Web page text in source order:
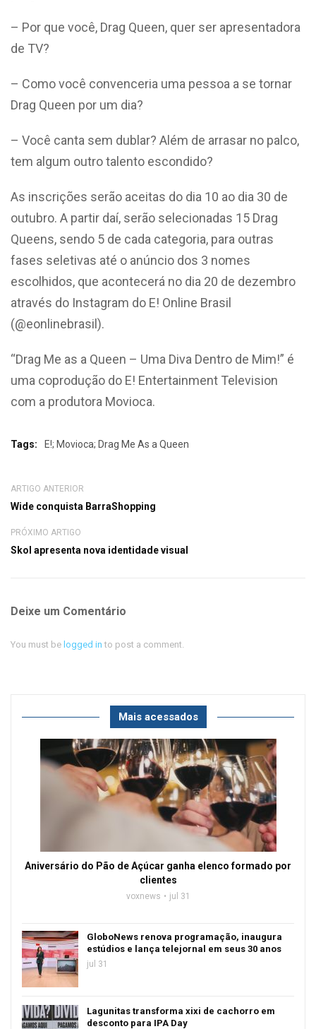
– Por que você, Drag Queen, quer ser apresentadora
de TV?
– Como você convenceria uma pessoa a se tornar
Drag Queen por um dia?
– Você canta sem dublar? Além de arrasar no palco,
tem algum outro talento escondido?
As inscrições serão aceitas do dia 10 ao dia 30 de
outubro. A partir daí, serão selecionadas 15 Drag
Queens, sendo 5 de cada categoria, para outras
fases seletivas até o anúncio dos 3 nomes
escolhidos, que acontecerá no dia 20 de dezembro
através do Instagram do E! Online Brasil
(@eonlinebrasil).
“Drag Me as a Queen – Uma Diva Dentro de Mim!” é
uma coprodução do E! Entertainment Television
com a produtora Movioca.
Tags: E!; Movioca; Drag Me As a Queen
ARTIGO ANTERIOR
Wide conquista BarraShopping
PRÓXIMO ARTIGO
Skol apresenta nova identidade visual
Deixe um Comentário
You must be logged in to post a comment.
Mais acessados
Aniversário do Pão de Açúcar ganha elenco formado por
clientes
voxnews jul 31
GloboNews renova programação, inaugura
estúdios e lança telejornal em seus 30 anos
jul 31
Lagunitas transforma xixi de cachorro em
desconto para IPA Day